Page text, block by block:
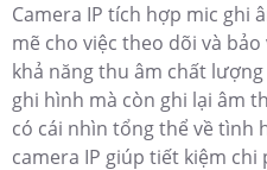
Camera IP tích hợp mic ghi
mẽ cho việc theo dõi và
khả năng thu âm chất
ghi hình mà còn ghi lại âm
có cái nhìn tổng thể về tình
camera IP giúp tiết kiệm chi